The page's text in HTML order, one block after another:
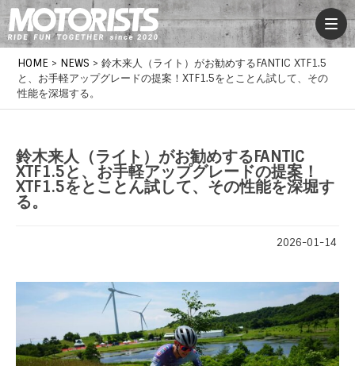
HOME > NEWS >鈴木来人（ライト）がお勧めするFANTIC XTF1.5
と、お手軽アップグレードの提案！XTF1.5をとことん試して、その
性能を深堀する。
鈴木来人（ライト）がお勧めするFANTIC
XTF1.5と、お手軽アップグレードの提案！
XTF1.5をとことん試して、その性能を深堀す
る。
2026-01-14